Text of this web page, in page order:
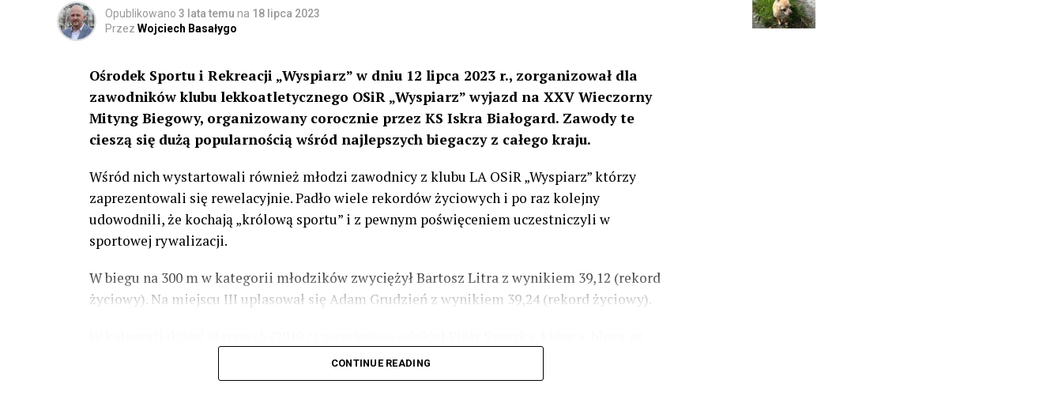
Opublikowano 3 lata temu na 18 lipca 2023
Przez Wojciech Basałygo
Ośrodek Sportu i Rekreacji „Wyspiarz” w dniu 12 lipca 2023 r., zorganizował dla
zawodników klubu lekkoatletycznego OSiR „Wyspiarz” wyjazd na XXV Wieczorny
Mityng Biegowy, organizowany corocznie przez KS Iskra Białogard. Zawody te
cieszą się dużą popularnością wśród najlepszych biegaczy z całego kraju.
Wśród nich wystartowali również młodzi zawodnicy z klubu LA OSiR „Wyspiarz” którzy
zaprezentowali się rewelacyjnie. Padło wiele rekordów życiowych i po raz kolejny
udowodnili, że kochają „królową sportu” i z pewnym poświęceniem uczestniczyli w
sportowej rywalizacji.
W biegu na 300 m w kategorii młodzików zwyciężył Bartosz Litra z wynikiem 39,12 (rekord
życiowy). Na miejscu III uplasował się Adam Grudzień z wynikiem 39,24 (rekord życiowy).
dystansie 300 m ustanowił rekord życiowy z rezultatem 41,46 aktualnie jest to drugi wynik w
województwie w kategorii U14. Warto nadmienić, że liderem w tej samej kategorii na
CONTINUE READING